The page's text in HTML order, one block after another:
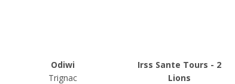
Odiwi
Trignac
Irss Sante Tours - 2
Lions